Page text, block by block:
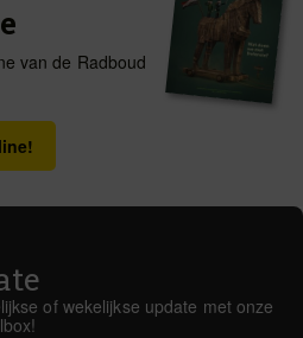
van de Radboud
of wekelijkse update met onze